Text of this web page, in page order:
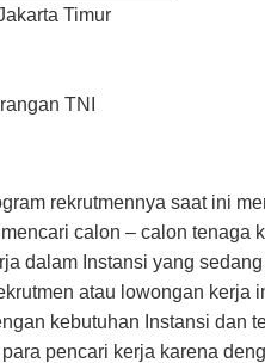
Timur
TNI
rekrutmennya saat ini
calon – calon tenaga
dalam Instansi yang
atau lowongan kerja
kebutuhan Instansi dan
pencari kerja karena